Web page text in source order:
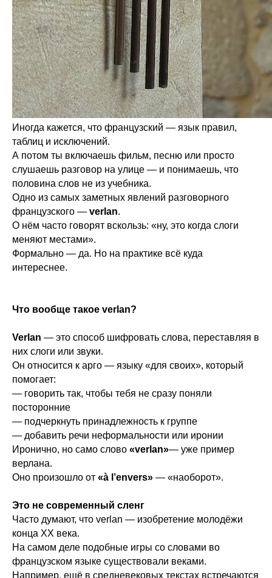
Иногда кажется, что французский — язык правил,
таблиц и исключений.
А потом ты включаешь фильм, песню или просто
слушаешь разговор на улице — и понимаешь, что
половина слов не из учебника.
Одно из самых заметных явлений разговорного
французского — verlan.
О нём часто говорят вскользь: «ну, это когда слоги
меняют местами».
Формально — да. Но на практике всё куда
интереснее.
Что вообще такое verlan?
Verlan — это способ шифровать слова, переставляя в
них слоги или звуки.
Он относится к арго — языку «для своих», который
помогает:
— говорить так, чтобы тебя не сразу поняли
посторонние
— подчеркнуть принадлежность к группе
— добавить речи неформальности или иронии
Иронично, но само слово «verlan»— уже пример
верлана.
Оно произошло от «à l’envers» — «наоборот».
Это не современный сленг
Часто думают, что verlan — изобретение молодёжи
конца XX века.
На самом деле подобные игры со словами во
французском языке существовали веками.
Например, ещё в средневековых текстах встречаются